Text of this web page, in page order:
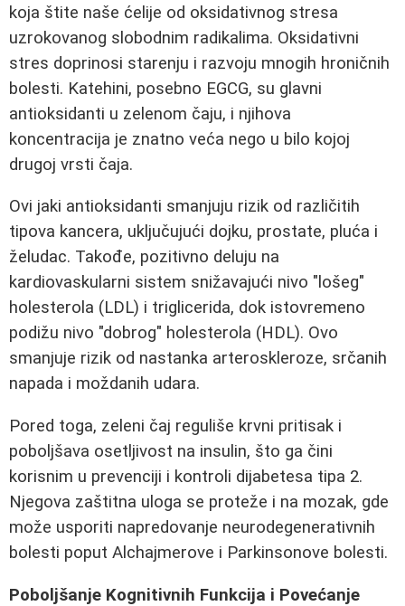
koja štite naše ćelije od oksidativnog stresa
uzrokovanog slobodnim radikalima. Oksidativni
stres doprinosi starenju i razvoju mnogih hroničnih
bolesti. Katehini, posebno EGCG, su glavni
antioksidanti u zelenom čaju, i njihova
koncentracija je znatno veća nego u bilo kojoj
drugoj vrsti čaja.
Ovi jaki antioksidanti smanjuju rizik od različitih
tipova kancera, uključujući dojku, prostate, pluća i
želudac. Takođe, pozitivno deluju na
kardiovaskularni sistem snižavajući nivo "lošeg"
holesterola (LDL) i triglicerida, dok istovremeno
podižu nivo "dobrog" holesterola (HDL). Ovo
smanjuje rizik od nastanka arteroskleroze, srčanih
napada i moždanih udara.
Pored toga, zeleni čaj reguliše krvni pritisak i
poboljšava osetljivost na insulin, što ga čini
korisnim u prevenciji i kontroli dijabetesa tipa 2.
Njegova zaštitna uloga se proteže i na mozak, gde
može usporiti napredovanje neurodegenerativnih
bolesti poput Alchajmerove i Parkinsonove bolesti.
Poboljšanje Kognitivnih Funkcija i Povećanje